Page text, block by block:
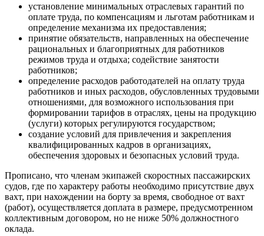
установление минимальных отраслевых гарантий по
оплате труда, по компенсациям и льготам работникам и
определение механизма их предоставления;
принятие обязательств, направленных на обеспечение
рациональных и благоприятных для работников
режимов труда и отдыха; содействие занятости
работников;
определение расходов работодателей на оплату труда
работников и иных расходов, обусловленных трудовыми
отношениями, для возможного использования при
формировании тарифов в отраслях, цены на продукцию
(услуги) которых регулируются государством;
создание условий для привлечения и закрепления
квалифицированных кадров в организациях,
обеспечения здоровых и безопасных условий труда.
Прописано, что членам экипажей скоростных пассажирских
судов, где по характеру работы необходимо присутствие двух
вахт, при нахождении на борту за время, свободное от вахт
(работ), осуществляется доплата в размере, предусмотренном
коллективным договором, но не ниже 50% должностного
оклада.